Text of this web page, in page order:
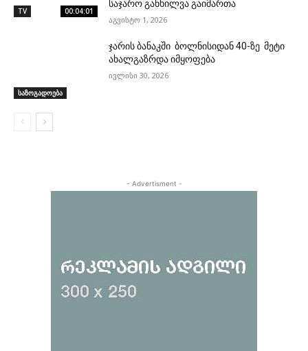
TV 00:04:01
საჯარო განხილვა გაიმართა
აგვისტო 1, 2026
საზოგადოება
ჯარის ბანაკში ბოლნისიდან 40-ზე მეტი
ახალგაზრდა იმყოფება
ივლისი 30, 2026
- Advertisment -